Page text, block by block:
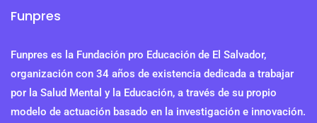
Funpres
Funpres es la Fundación pro Educación de El Salvador,
organización con 34 años de existencia dedicada a trabajar
por la Salud Mental y la Educación, a través de su propio
modelo de actuación basado en la investigación e innovación.